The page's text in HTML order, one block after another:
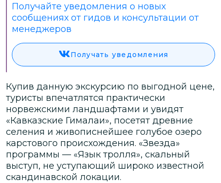
Получайте уведомления о новых
сообщениях от гидов и консультации от
менеджеров
Получать уведомления
Купив данную экскурсию по выгодной цене,
туристы впечатлятся практически
норвежскими ландшафтами и увидят
«Кавказские Гималаи», посетят древние
селения и живописнейшее голубое озеро
карстового происхождения. «Звезда»
программы — «Язык тролля», скальный
выступ, не уступающий широко известной
скандинавской локации.